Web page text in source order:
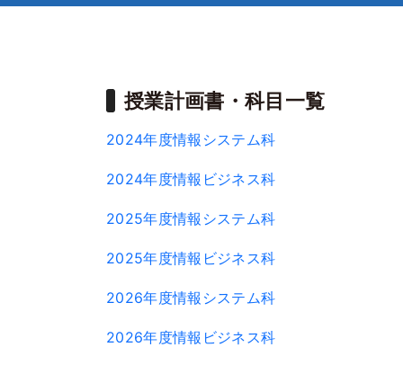
授業計画書・科目一覧
2024年度情報システム科
2024年度情報ビジネス科
2025年度情報システム科
2025年度情報ビジネス科
2026年度情報システム科
2026年度情報ビジネス科